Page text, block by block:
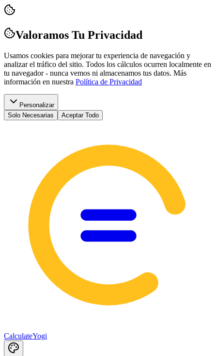
Valoramos Tu Privacidad
Usamos cookies para mejorar tu experiencia de navegación y
analizar el tráfico del sitio. Todos los cálculos ocurren localmente en
tu navegador - nunca vemos ni almacenamos tus datos. Más
información en nuestra Política de Privacidad
Personalizar
Solo Necesarias
Aceptar Todo
CalculateYogi